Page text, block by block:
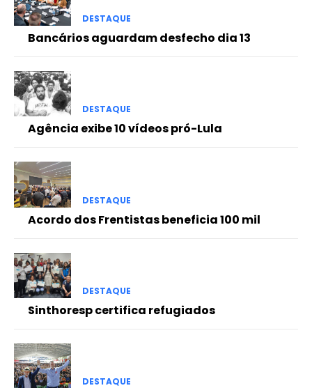
DESTAQUE
Bancários aguardam desfecho dia 13
DESTAQUE
Agência exibe 10 vídeos pró-Lula
DESTAQUE
Acordo dos Frentistas beneficia 100 mil
DESTAQUE
Sinthoresp certifica refugiados
DESTAQUE